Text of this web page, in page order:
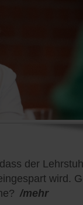
der
wird.
/mehr